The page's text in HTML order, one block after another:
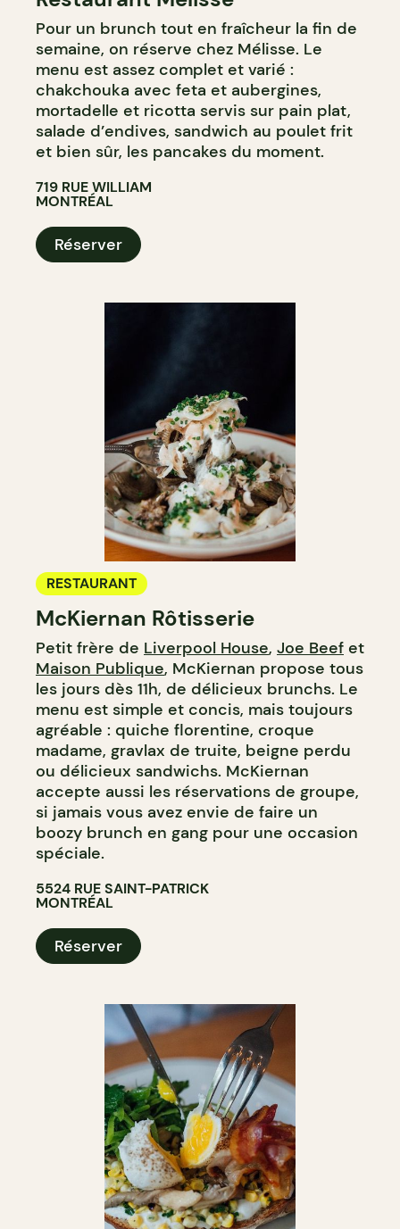
Pour un brunch tout en fraîcheur la fin de
semaine, on réserve chez Mélisse. Le
menu est assez complet et varié :
chakchouka avec feta et aubergines,
mortadelle et ricotta servis sur pain plat,
salade d’endives, sandwich au poulet frit
et bien sûr, les pancakes du moment.
719 RUE WILLIAM
MONTRÉAL
Réserver
RESTAURANT
McKiernan Rôtisserie
Petit frère de Liverpool House, Joe Beef et
Maison Publique, McKiernan propose tous
les jours dès 11h, de délicieux brunchs. Le
menu est simple et concis, mais toujours
agréable : quiche florentine, croque
madame, gravlax de truite, beigne perdu
ou délicieux sandwichs. McKiernan
accepte aussi les réservations de groupe,
si jamais vous avez envie de faire un
boozy brunch en gang pour une occasion
spéciale.
5524 RUE SAINT-PATRICK
MONTRÉAL
Réserver